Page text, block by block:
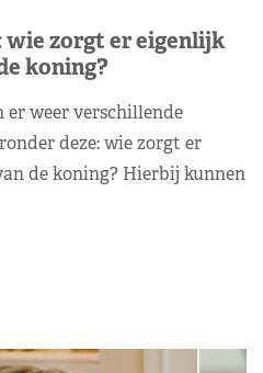
zorgt er eigenlijk
koning?
er weer verschillende
deze: wie zorgt er
de koning? Hierbij kunnen